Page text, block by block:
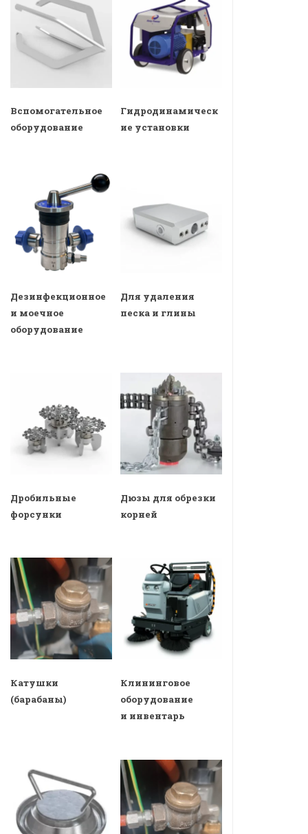
Вспомогательное
оборудование
Гидродинамическ
ие установки
Дезинфекционное
и моечное
оборудование
Для удаления
песка и глины
Дробильные
форсунки
Дюзы для обрезки
корней
Катушки
(барабаны)
Клининговое
оборудование
и инвентарь